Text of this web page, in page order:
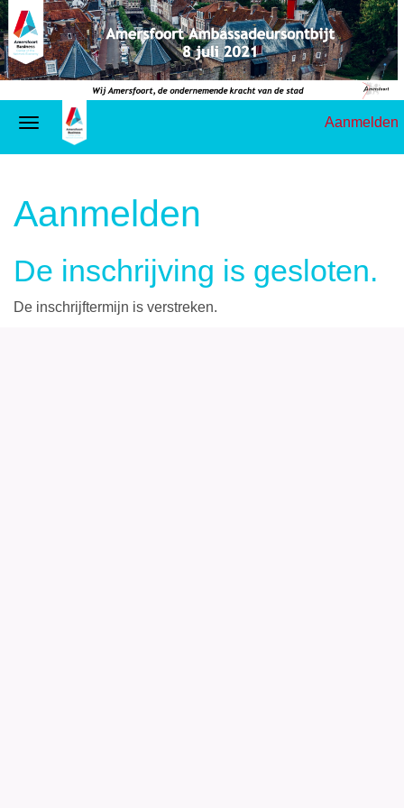
Aanmelden
Aanmelden
De inschrijving is gesloten.
De inschrijftermijn is verstreken.